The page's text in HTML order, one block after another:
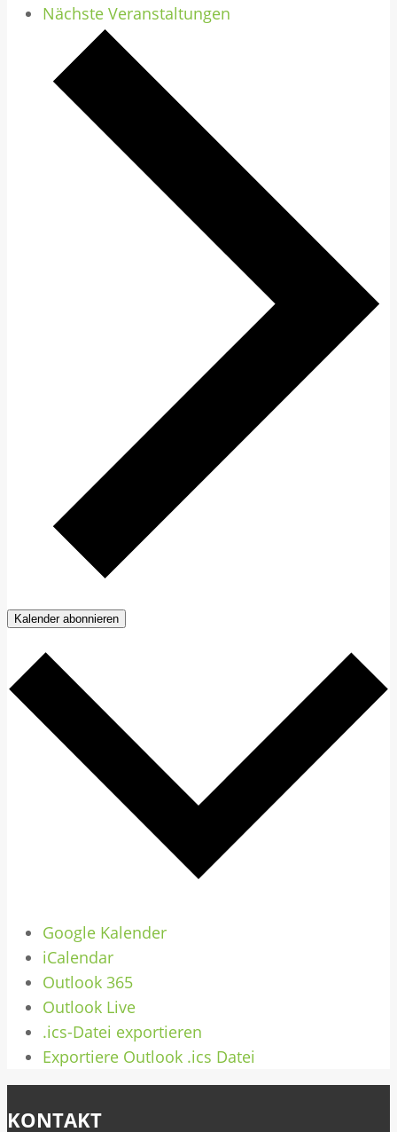
Nächste Veranstaltungen
Kalender abonnieren
Google Kalender
iCalendar
Outlook 365
Outlook Live
.ics-Datei exportieren
Exportiere Outlook .ics Datei
KONTAKT